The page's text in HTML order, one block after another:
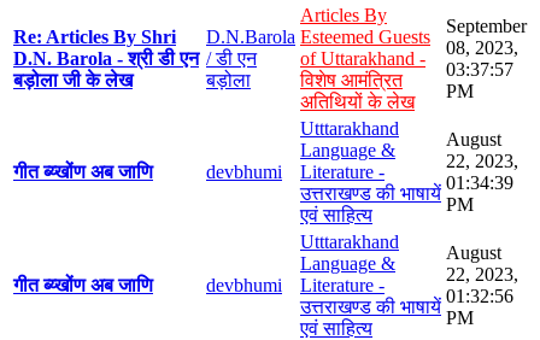
Re: Articles By Shri
D.N. Barola - श्री डी एन
बड़ोला जी के लेख
D.N.Barola
/ डी एन
बड़ोला
Articles By
Esteemed Guests
of Uttarakhand -
विशेष आमंत्रित
अतिथियों के लेख
September
08, 2023,
03:37:57
PM
गीत ब्य्खोंण अब जाणि devbhumi
Utttarakhand
Language &
Literature -
उत्तराखण्ड की भाषायें
एवं साहित्य
August
22, 2023,
01:34:39
PM
गीत ब्य्खोंण अब जाणि devbhumi
Utttarakhand
Language &
Literature -
उत्तराखण्ड की भाषायें
एवं साहित्य
August
22, 2023,
01:32:56
PM